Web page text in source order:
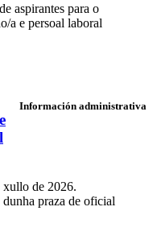
aspirantes para o
a e persoal laboral
Información administrativa
de 2026.
praza de oficial